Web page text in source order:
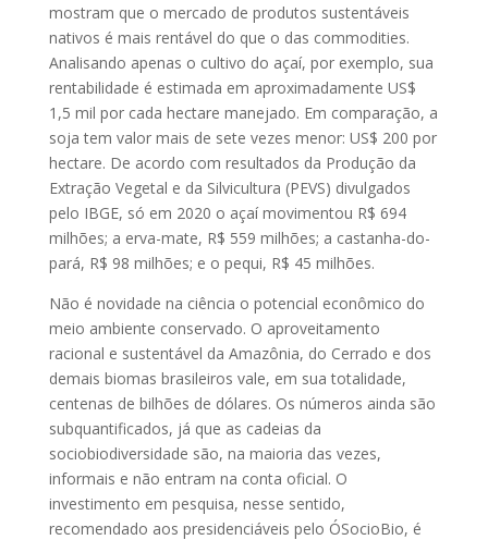
mostram que o mercado de produtos sustentáveis
nativos é mais rentável do que o das commodities.
Analisando apenas o cultivo do açaí, por exemplo, sua
rentabilidade é estimada em aproximadamente US$
1,5 mil por cada hectare manejado. Em comparação, a
soja tem valor mais de sete vezes menor: US$ 200 por
hectare. De acordo com resultados da Produção da
Extração Vegetal e da Silvicultura (PEVS) divulgados
pelo IBGE, só em 2020 o açaí movimentou R$ 694
milhões; a erva-mate, R$ 559 milhões; a castanha-do-
pará, R$ 98 milhões; e o pequi, R$ 45 milhões.
Não é novidade na ciência o potencial econômico do
meio ambiente conservado. O aproveitamento
racional e sustentável da Amazônia, do Cerrado e dos
demais biomas brasileiros vale, em sua totalidade,
centenas de bilhões de dólares. Os números ainda são
subquantificados, já que as cadeias da
sociobiodiversidade são, na maioria das vezes,
informais e não entram na conta oficial. O
investimento em pesquisa, nesse sentido,
recomendado aos presidenciáveis pelo ÓSocioBio, é